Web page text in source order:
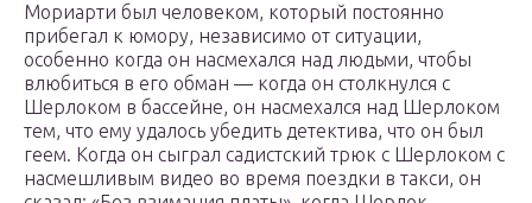
Мориарти был человеком, который постоянно
прибегал к юмору, независимо от ситуации,
особенно когда он насмехался над людьми, чтобы
влюбиться в его обман — когда он столкнулся с
Шерлоком в бассейне, он насмехался над Шерлоком
тем, что ему удалось убедить детектива, что он был
геем. Когда он сыграл садистский трюк с Шерлоком с
насмешливым видео во время поездки в такси, он